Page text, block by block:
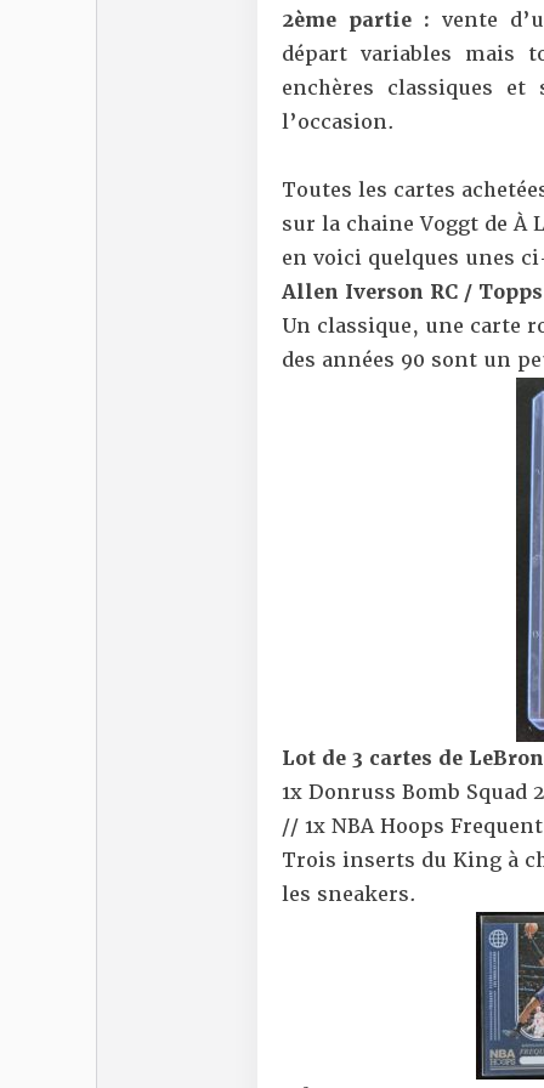
2ème partie : vente
départ variables mais
enchères classiques
l’occasion.
Toutes les cartes
sur la chaine Voggt de À
en voici quelques unes
Allen Iverson RC /
Un classique, une carte
des années 90 sont un
Lot de 3 cartes de
1x Donruss Bomb Squad
// 1x NBA Hoops
Trois inserts du King à
les sneakers.